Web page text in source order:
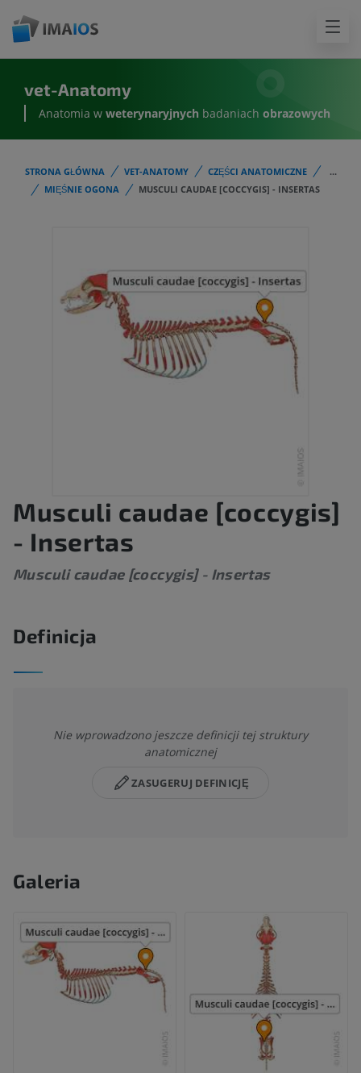
vet-Anatomy
Anatomia w weterynaryjnych badaniach obrazowych
STRONA GŁÓWNA VET-ANATOMY CZĘŚCI ANATOMICZNE
...
MIĘŚNIE OGONA
MUSCULI CAUDAE [COCCYGIS] - INSERTAS
Musculi caudae [coccygis]
- Insertas
Musculi caudae [coccygis] - Insertas
Definicja
Nie wprowadzono jeszcze definicji tej struktury
anatomicznej
ZASUGERUJ DEFINICJĘ
Galeria